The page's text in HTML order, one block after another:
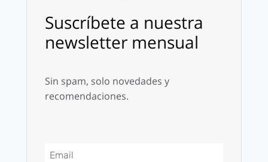
Suscríbete a nuestra
newsletter mensual
Sin spam, solo novedades y
recomendaciones.